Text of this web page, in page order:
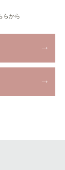
らから